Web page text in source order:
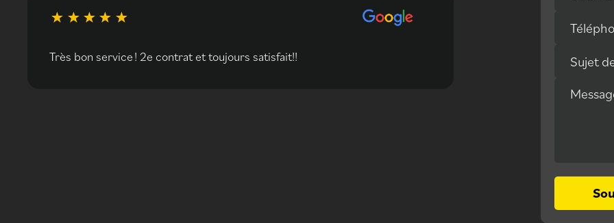
Très bon service ! 2e contrat et toujours satisfait!!
Vraiment satisfait de la
communications pour
Sujet